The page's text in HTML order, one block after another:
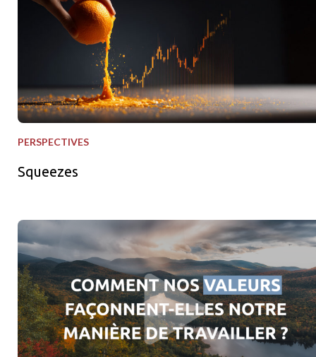
PERSPECTIVES
Squeezes
Nos valeurs en action